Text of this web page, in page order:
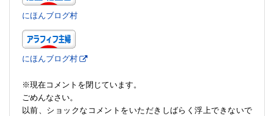
にほんブログ村
にほんブログ村
※現在コメントを閉じています。
ごめんなさい。
以前、ショックなコメントをいただきしばらく浮上できないで